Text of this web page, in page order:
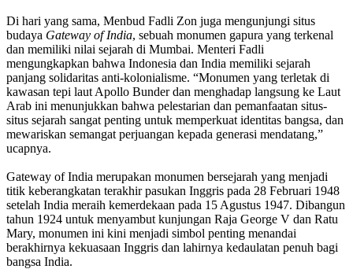
Di hari yang sama, Menbud Fadli Zon juga mengunjungi situs
budaya Gateway of India, sebuah monumen gapura yang terkenal
dan memiliki nilai sejarah di Mumbai. Menteri Fadli
mengungkapkan bahwa Indonesia dan India memiliki sejarah
panjang solidaritas anti-kolonialisme. “Monumen yang terletak di
kawasan tepi laut Apollo Bunder dan menghadap langsung ke Laut
Arab ini menunjukkan bahwa pelestarian dan pemanfaatan situs-
situs sejarah sangat penting untuk memperkuat identitas bangsa, dan
mewariskan semangat perjuangan kepada generasi mendatang,”
ucapnya.
Gateway of India merupakan monumen bersejarah yang menjadi
titik keberangkatan terakhir pasukan Inggris pada 28 Februari 1948
setelah India meraih kemerdekaan pada 15 Agustus 1947. Dibangun
tahun 1924 untuk menyambut kunjungan Raja George V dan Ratu
Mary, monumen ini kini menjadi simbol penting menandai
berakhirnya kekuasaan Inggris dan lahirnya kedaulatan penuh bagi
bangsa India.